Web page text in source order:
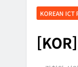
KOREAN ICT